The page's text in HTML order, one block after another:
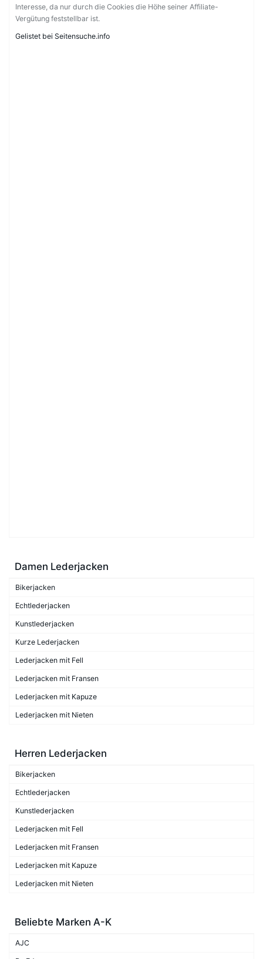
Interesse, da nur durch die Cookies die Höhe seiner Affiliate-
Vergütung feststellbar ist.
Gelistet bei Seitensuche.info
Damen Lederjacken
Bikerjacken
Echtlederjacken
Kunstlederjacken
Kurze Lederjacken
Lederjacken mit Fell
Lederjacken mit Fransen
Lederjacken mit Kapuze
Lederjacken mit Nieten
Herren Lederjacken
Bikerjacken
Echtlederjacken
Kunstlederjacken
Lederjacken mit Fell
Lederjacken mit Fransen
Lederjacken mit Kapuze
Lederjacken mit Nieten
Beliebte Marken A-K
AJC